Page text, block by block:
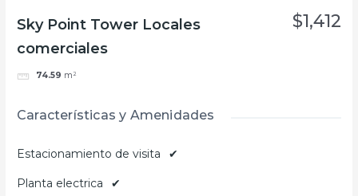
Sky Point Tower Locales
comerciales
74.59 m²
$1,412
Características y Amenidades
Estacionamiento de visita ✔
Planta electrica ✔